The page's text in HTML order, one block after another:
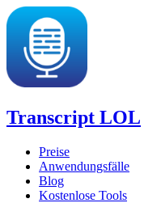
Transcript LOL
Preise
Anwendungsfälle
Blog
Kostenlose Tools